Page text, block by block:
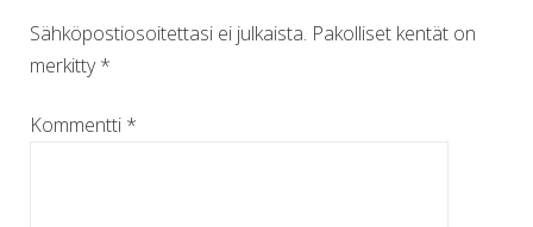
Sähköpostiosoitettasi ei julkaista. Pakolliset kentät on
merkitty*
Kommentti *